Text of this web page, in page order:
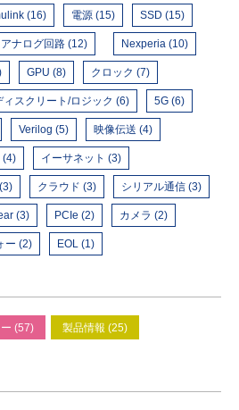
(16) 電源 (15) SSD (15)
アナログ回路 (12) Nexperia (10)
GPU (8) クロック (7)
ィスクリート/ロジック (6) 5G (6)
Verilog (5) 映像伝送 (4)
(4) イーサネット (3)
クラウド (3) シリアル通信 (3)
(3) PCIe (2) カメラ (2)
ー (2) EOL (1)
(57) 製品情報 (25)